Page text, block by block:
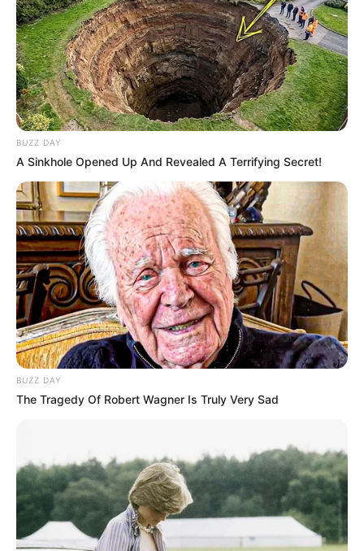
LIFESTYLE
Perbedaan Manicure dan
BUZZ DAY
A Sinkhole Opened Up And Revealed A Terrifying Secret!
BUZZ DAY
The Tragedy Of Robert Wagner Is Truly Very Sad